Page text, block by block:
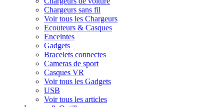
Chargeurs sans fil
Voir tous les Chargeurs
Ecouteurs & Casques
Enceintes
Gadgets
Bracelets connectes
Cameras de sport
Casques VR
Voir tous les Gadgets
USB
Voir tous les articles